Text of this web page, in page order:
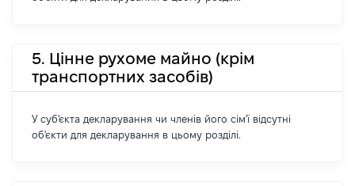
5. Цінне рухоме майно (крім
транспортних засобів)
У суб'єкта декларування чи членів його сім'ї відсутні
об'єкти для декларування в цьому розділі.